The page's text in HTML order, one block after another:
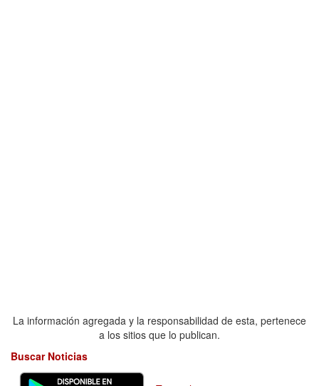
La información agregada y la responsabilidad de esta, pertenece
a los sitios que lo publican.
Buscar Noticias